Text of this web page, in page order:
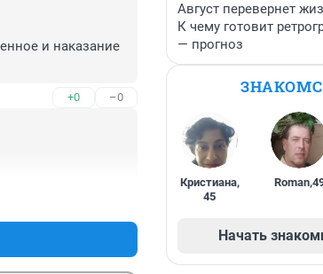
и наказание
+0 –0
Август перевернет
К чему готовит
— прогноз
Кристиана,
45
Roman,
Начать